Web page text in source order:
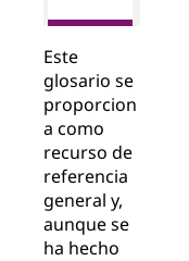
Este
glosario se
proporcion
a como
recurso de
referencia
general y,
aunque se
ha hecho